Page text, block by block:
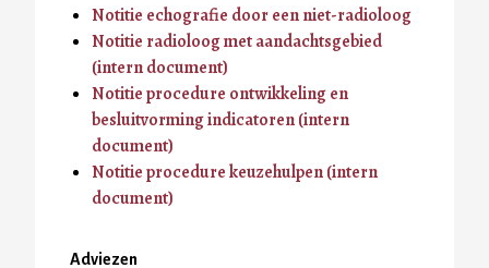
Notitie echografie door een niet-radioloog
Notitie radioloog met aandachtsgebied
(intern document)
Notitie procedure ontwikkeling en
besluitvorming indicatoren (intern
document)
Notitie procedure keuzehulpen (intern
document)
Adviezen